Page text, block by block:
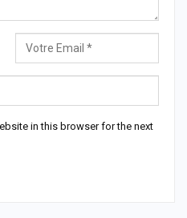
in this browser for the next